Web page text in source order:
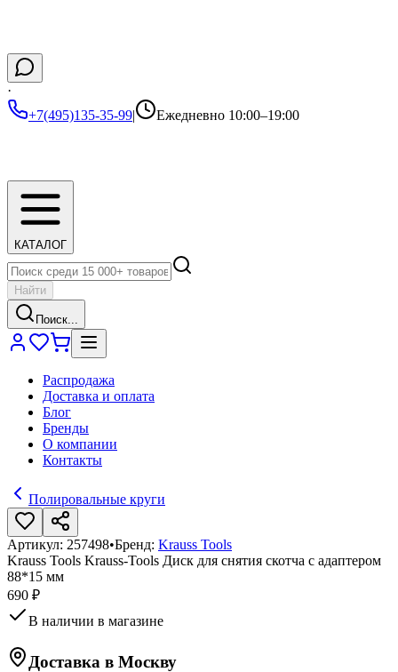
·
+7(495)135-35-99| Ежедневно 10:00–19:00
КАТАЛОГ
Найти
Поиск...
Распродажа
Доставка и оплата
Блог
Бренды
О компании
Контакты
Полировальные круги
Артикул: 257498•Бренд: Krauss Tools
Krauss Tools Krauss-Tools Диск для снятия скотча с адаптером
88*15 мм
690 ₽
В наличии в магазине
Доставка в Москву